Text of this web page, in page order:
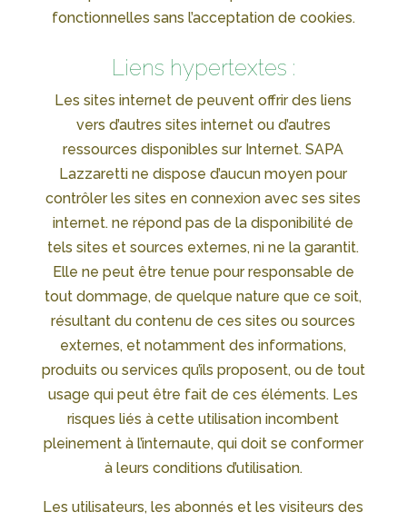
fonctionnelles sans l’acceptation de cookies.
Liens hypertextes :
Les sites internet de peuvent offrir des liens
vers d’autres sites internet ou d’autres
ressources disponibles sur Internet. SAPA
Lazzaretti ne dispose d’aucun moyen pour
contrôler les sites en connexion avec ses sites
internet. ne répond pas de la disponibilité de
tels sites et sources externes, ni ne la garantit.
Elle ne peut être tenue pour responsable de
tout dommage, de quelque nature que ce soit,
résultant du contenu de ces sites ou sources
externes, et notamment des informations,
produits ou services qu’ils proposent, ou de tout
usage qui peut être fait de ces éléments. Les
risques liés à cette utilisation incombent
pleinement à l’internaute, qui doit se conformer
à leurs conditions d’utilisation.
Les utilisateurs, les abonnés et les visiteurs des